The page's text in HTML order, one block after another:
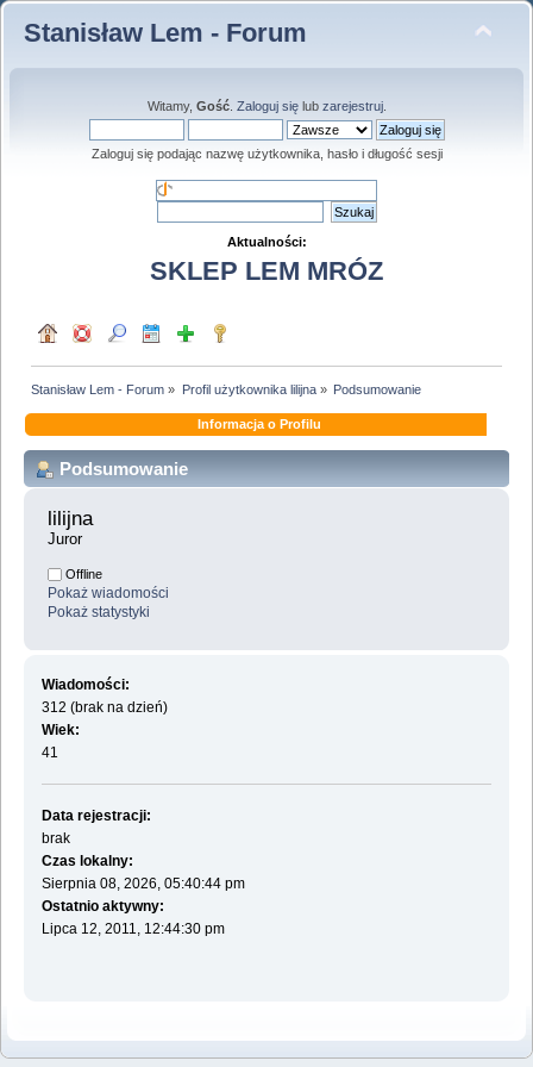
Stanisław Lem - Forum
Witamy, Gość. Zaloguj sięlub zarejestruj.
Zaloguj się podając nazwę użytkownika, hasło i długość sesji
Aktualności:
SKLEP LEM MRÓZ
Stanisław Lem - Forum » Profil użytkownika lilijna» Podsumowanie
Informacja o Profilu
Podsumowanie
lilijna
Juror
Offline
Pokaż wiadomości
Pokaż statystyki
Wiadomości:
312 (brak na dzień)
Wiek:
41
Data rejestracji:
brak
Czas lokalny:
Sierpnia 08, 2026, 05:40:44 pm
Ostatnio aktywny:
Lipca 12, 2011, 12:44:30 pm